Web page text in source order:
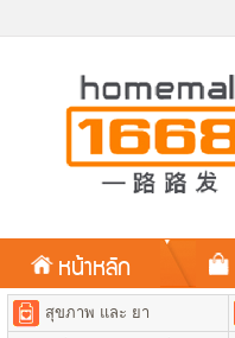
หน้าหลัก
สุขภาพ และ ยา